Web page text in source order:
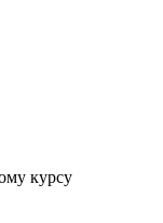
курсу